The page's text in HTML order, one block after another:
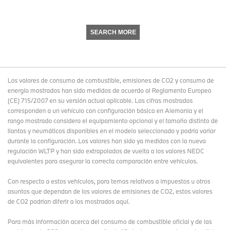
SEARCH MORE
Los valores de consumo de combustible, emisiones de CO2 y consumo de
energía mostrados han sido medidos de acuerdo al Reglamento Europeo
(CE) 715/2007 en su versión actual aplicable. Las cifras mostradas
corresponden a un vehículo con configuración básica en Alemania y el
rango mostrado considera el equipamiento opcional y el tamaño distinto de
llantas y neumáticos disponibles en el modelo seleccionado y podría variar
durante la configuración. Los valores han sido ya medidos con la nueva
regulación WLTP y han sido extrapolados de vuelta a los valores NEDC
equivalentes para asegurar la correcta comparación entre vehículos.
Con respecto a estos vehículos, para temas relativos a impuestos u otros
asuntos que dependan de los valores de emisiones de CO2, estos valores
de CO2 podrían diferir a los mostrados aquí.
Para más información acerca del consumo de combustible oficial y de las